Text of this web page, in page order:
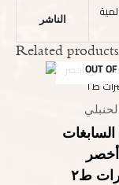
الناشر
Related products
OUT
ط٢